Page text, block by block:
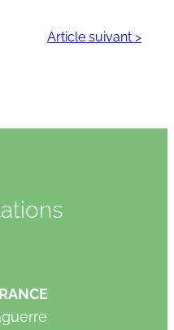
Article suivant >